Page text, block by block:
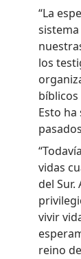
“La
los
Esto
vidas
del
vivir
reino